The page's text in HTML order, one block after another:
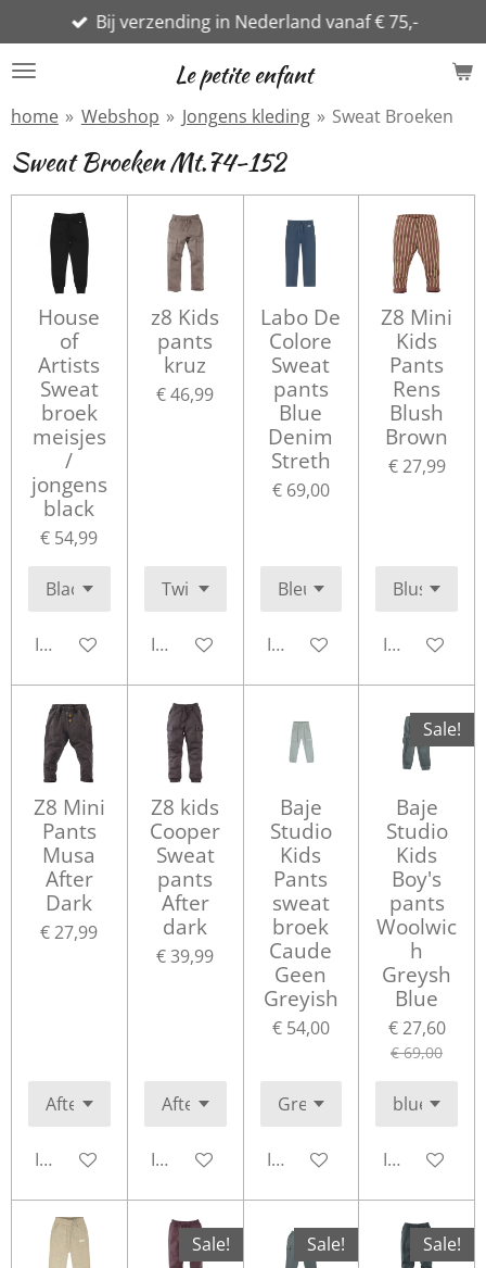
direct
naar
hoofdinhoud
Le petite enfant
Bij verzending in Nederland vanaf € 75,-
home » Webshop » Jongens kleding » Sweat Broeken
Sweat Broeken Mt.74-152
House
of
Artists
Sweat
broek
meisjes
/
jongens
black
€ 54,99
In winkelwagen
z8 Kids
pants
kruz
€ 46,99
In winkelwagen
Labo De
Colore
Sweat
pants
Blue
Denim
Streth
€ 69,00
In winkelwagen
Z8 Mini
Kids
Pants
Rens
Blush
Brown
€ 27,99
In
Z8 Mini
Pants
Musa
After
Dark
€ 27,99
In winkelwagen
Z8 kids
Cooper
Sweat
pants
After
dark
€ 39,99
In winkelwagen
Baje
Studio
Kids
Pants
sweat
broek
Caude
Geen
Greyish
€ 54,00
In winkelwagen
Sale!
Baje
Studio
Kids
Boy's
pants
Woolwic
h
Greysh
Blue
€ 27,60
€ 69,00
In
Sale! Sale! Sale!